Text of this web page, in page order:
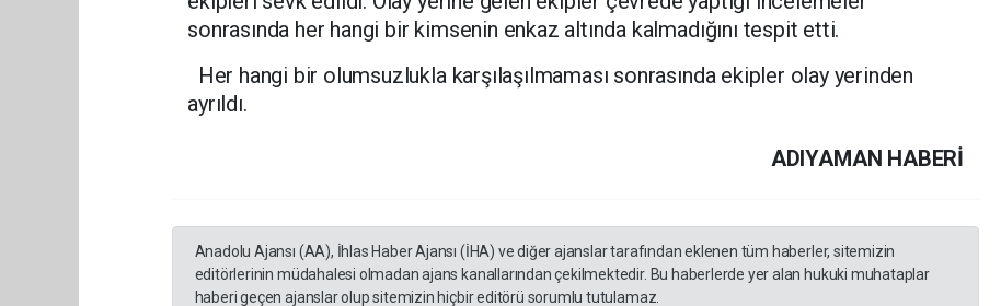
sonrasında her hangi bir kimsenin enkaz altında kalmadığını tespit etti.
Her hangi bir olumsuzlukla karşılaşılmaması sonrasında ekipler olay yerinden
ayrıldı.
ADIYAMAN HABERİ
Anadolu Ajansı (AA), İhlas Haber Ajansı (İHA) ve diğer ajanslar tarafından eklenen tüm haberler, sitemizin
editörlerinin müdahalesi olmadan ajans kanallarından çekilmektedir. Bu haberlerde yer alan hukuki muhataplar
haberi geçen ajanslar olup sitemizin hiçbir editörü sorumlu tutulamaz.